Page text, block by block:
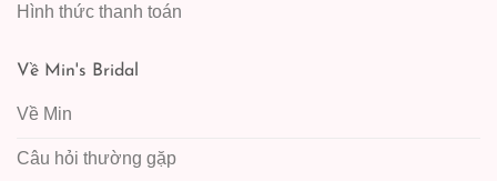
Hình thức thanh toán
Về Min's Bridal
Về Min
Câu hỏi thường gặp